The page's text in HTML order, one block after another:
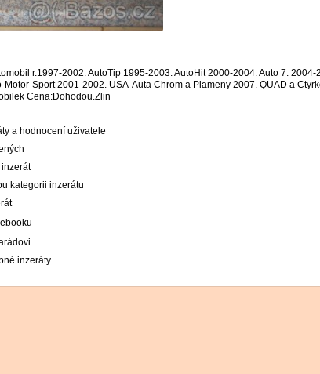
r.1997-2002. AutoTip 1995-2003. AutoHit 2000-2004. Auto 7.
Sport 2001-2002. USA-Auta Chrom a Plameny 2007. QUAD a
Cena:Dohodou.Zlin
a hodnocení uživatele
kategorii inzerátu
inzeráty